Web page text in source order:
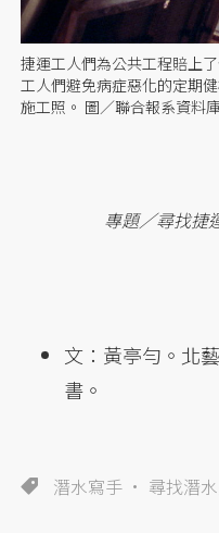
捷運工人們為公共工程賠上
工人們避免病症惡化的定期
施工照。 圖／聯合報系資料
專題／尋找捷
文：黃亭勻。北
書。
潛水寫手 尋找潛